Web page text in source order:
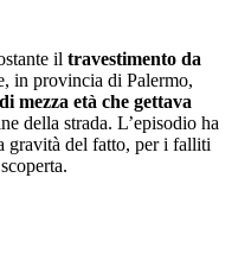
il travestimento da
in provincia di Palermo,
mezza età che gettava
della strada. L’episodio ha
gravità del fatto, per i falliti